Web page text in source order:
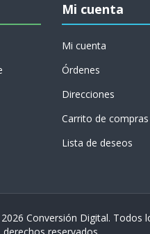
Mi cuenta
Mi cuenta
Órdenes
Direcciones
Carrito de compras
Lista de deseos
Conversión Digital. Todos